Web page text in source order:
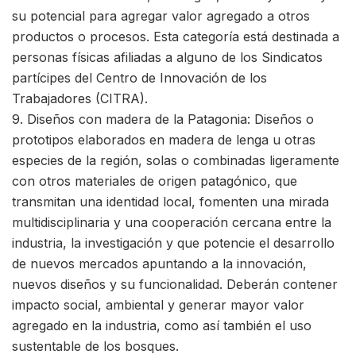
su potencial para agregar valor agregado a otros
productos o procesos. Esta categoría está destinada a
personas físicas afiliadas a alguno de los Sindicatos
partícipes del Centro de Innovación de los
Trabajadores (CITRA).
9. Diseños con madera de la Patagonia: Diseños o
prototipos elaborados en madera de lenga u otras
especies de la región, solas o combinadas ligeramente
con otros materiales de origen patagónico, que
transmitan una identidad local, fomenten una mirada
multidisciplinaria y una cooperación cercana entre la
industria, la investigación y que potencie el desarrollo
de nuevos mercados apuntando a la innovación,
nuevos diseños y su funcionalidad. Deberán contener
impacto social, ambiental y generar mayor valor
agregado en la industria, como así también el uso
sustentable de los bosques.